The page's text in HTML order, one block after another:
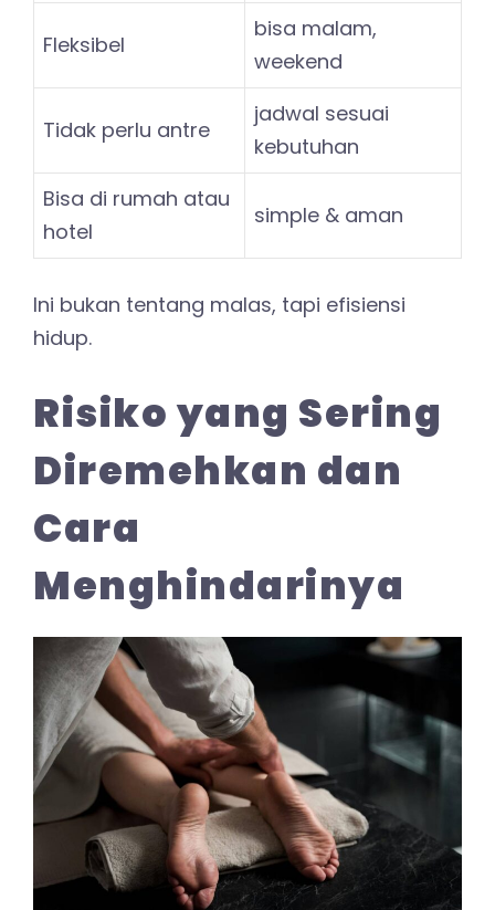
Fleksibel
bisa malam,
weekend
Tidak perlu antre
jadwal sesuai
kebutuhan
Bisa di rumah atau
hotel
simple & aman
Ini bukan tentang malas, tapi efisiensi
hidup.
Risiko yang Sering
Diremehkan dan
Cara
Menghindarinya